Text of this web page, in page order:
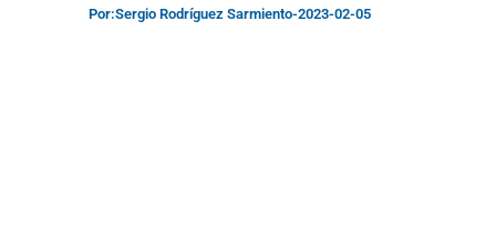
Por:Sergio Rodríguez Sarmiento-2023-02-05